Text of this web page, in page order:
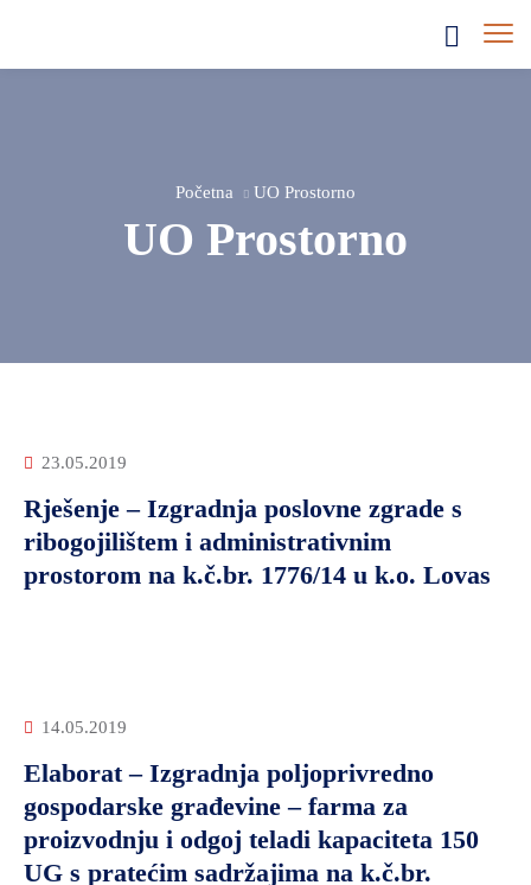
Početna UO Prostorno
UO Prostorno
23.05.2019
Rješenje – Izgradnja poslovne zgrade s
ribogojilištem i administrativnim
prostorom na k.č.br. 1776/14 u k.o. Lovas
14.05.2019
Elaborat – Izgradnja poljoprivredno
gospodarske građevine – farma za
proizvodnju i odgoj teladi kapaciteta 150
UG s pratećim sadržajima na k.č.br.